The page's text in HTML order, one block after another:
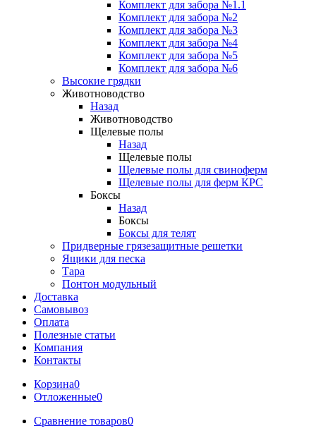
Комплект для забора №1.1
Комплект для забора №2
Комплект для забора №3
Комплект для забора №4
Комплект для забора №5
Комплект для забора №6
Высокие грядки
Животноводство
Назад
Животноводство
Щелевые полы
Назад
Щелевые полы
Щелевые полы для свиноферм
Щелевые полы для ферм КРС
Боксы
Назад
Боксы
Боксы для телят
Придверные грязезащитные решетки
Ящики для песка
Тара
Понтон модульный
Доставка
Самовывоз
Оплата
Полезные статьи
Компания
Контакты
Корзина0
Отложенные0
Сравнение товаров0